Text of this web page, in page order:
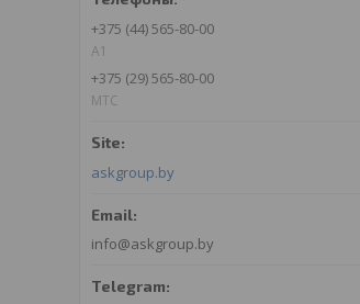
+375 (44) 565-80-00
A1
+375 (29) 565-80-00
МТС
askgroup.by
info@askgroup.by